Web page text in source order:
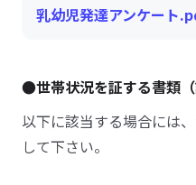
乳幼児発達アンケート
●世帯状況を証する書類（
以下に該当する場合には
して下さい。